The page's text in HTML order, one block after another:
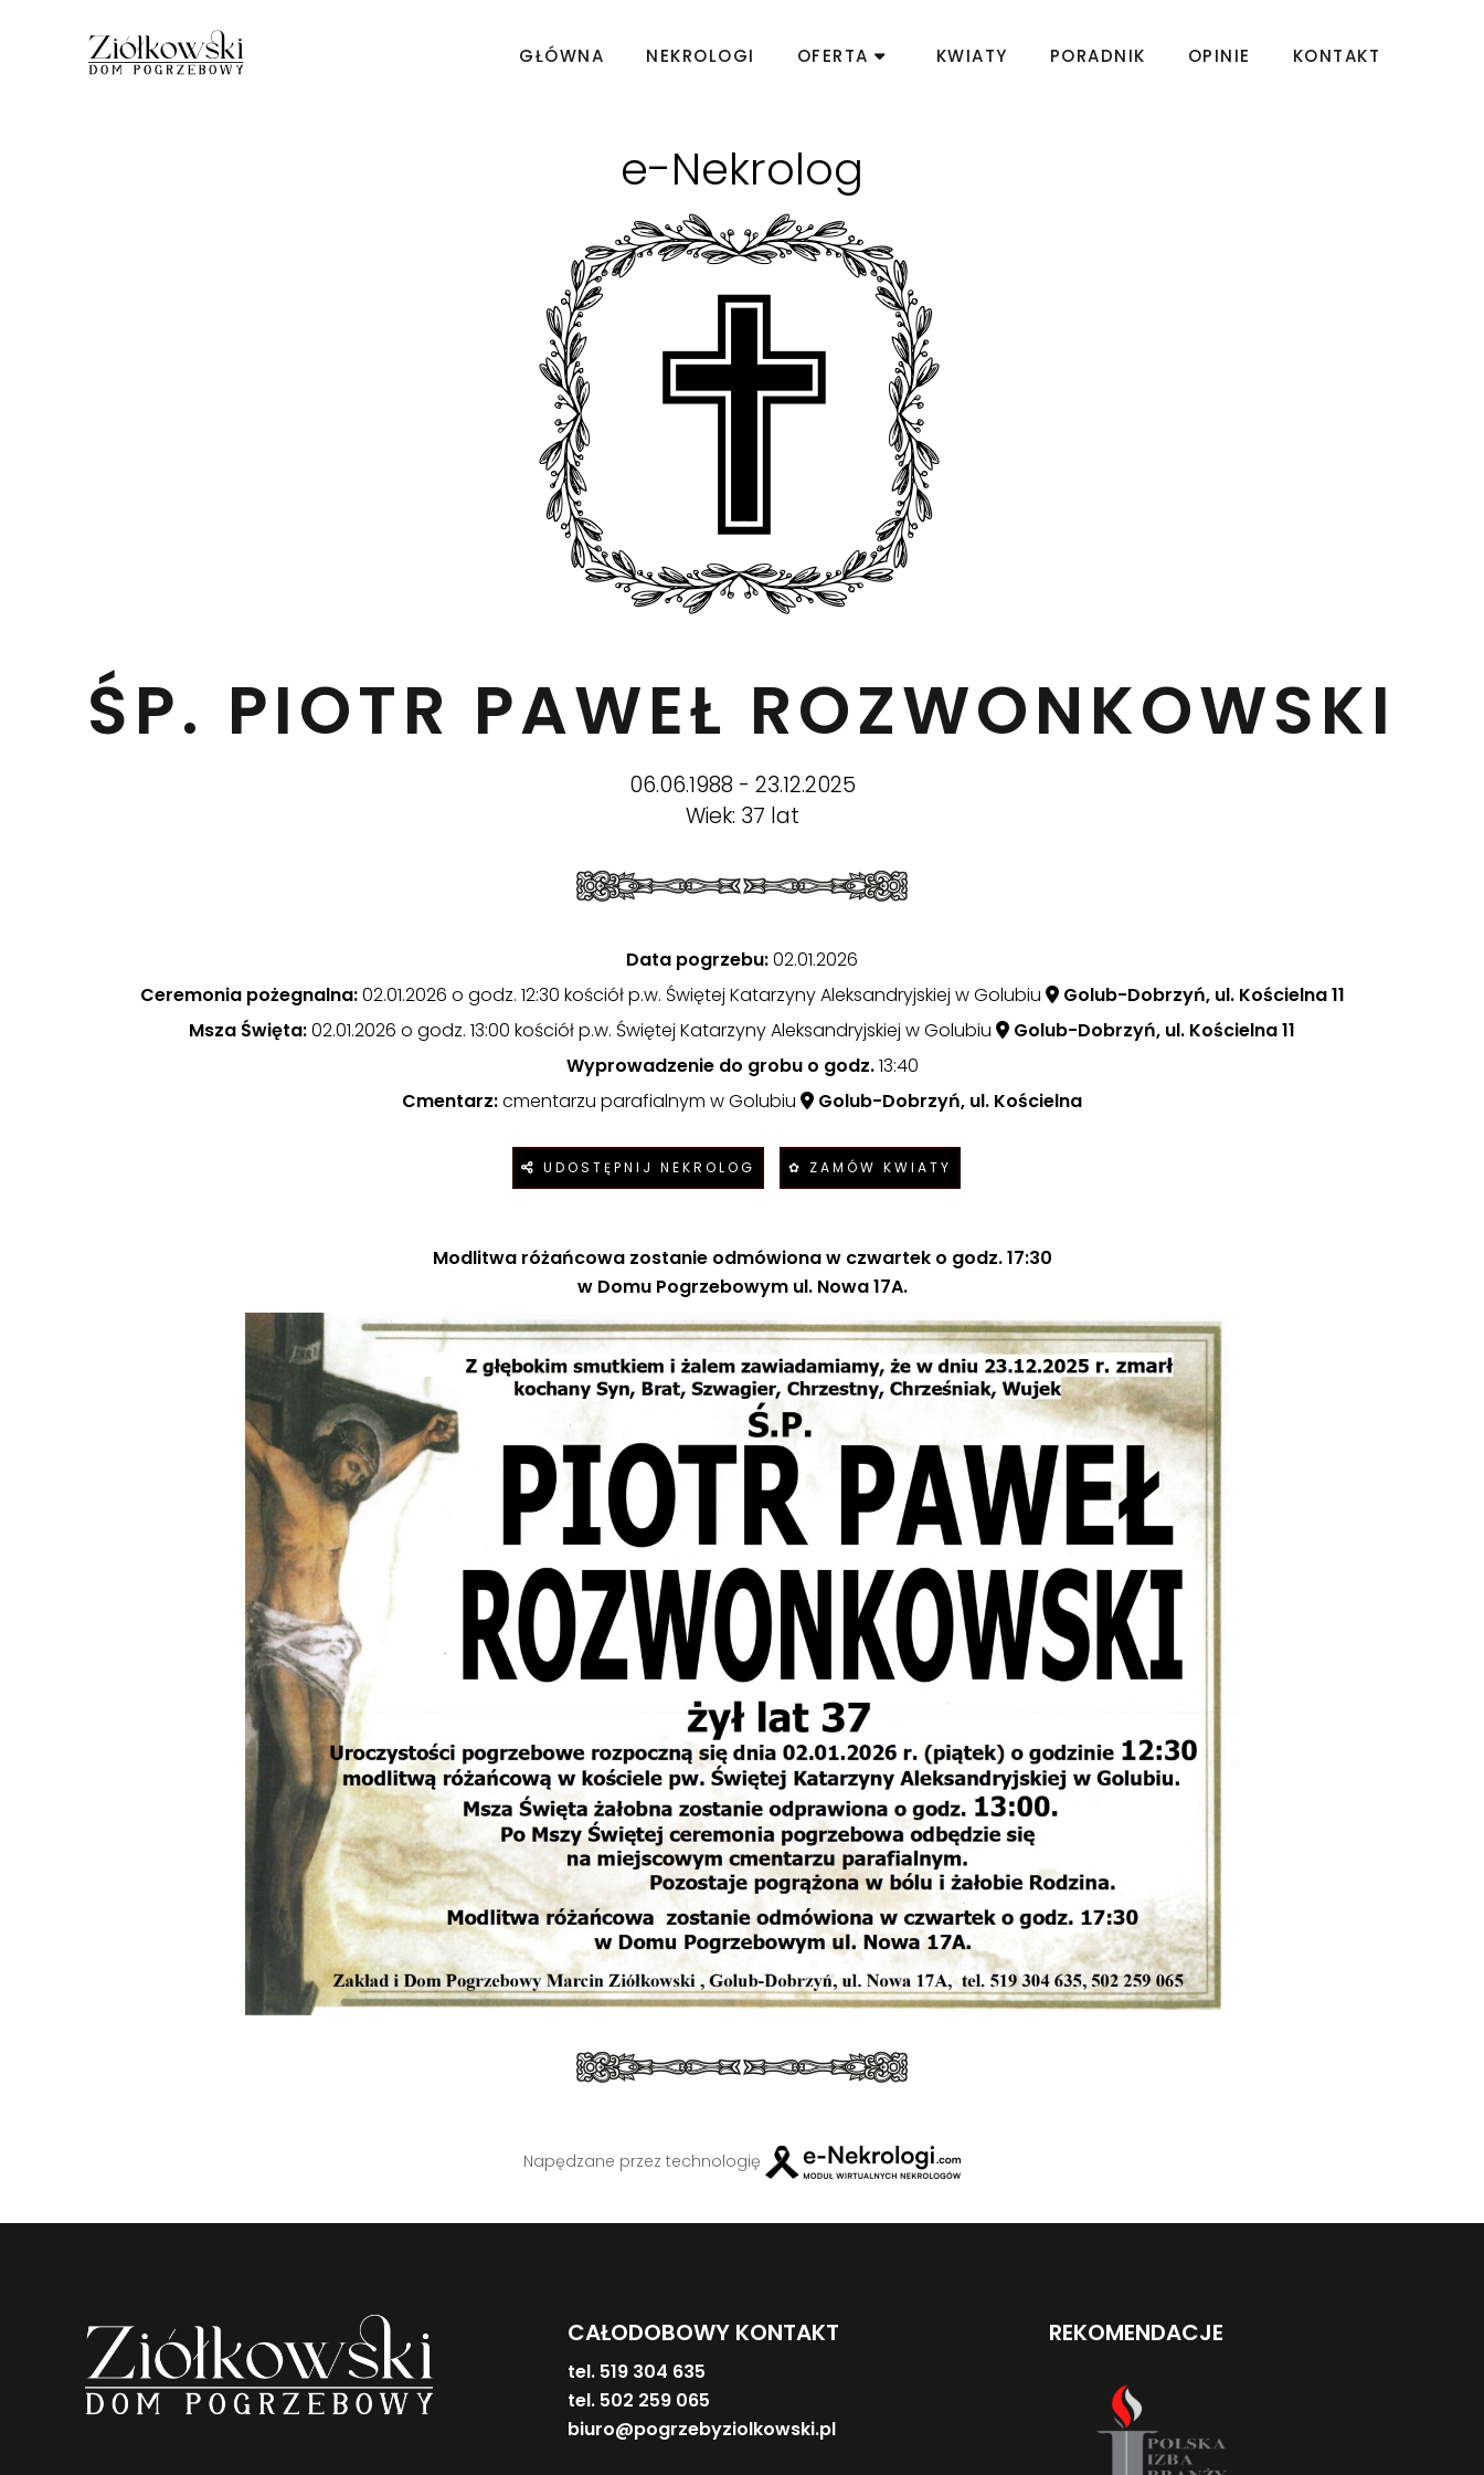
GŁÓWNA NEKROLOGI OFERTA KWIATY PORADNIK OPINIE KONTAKT
e-Nekrolog
ŚP. PIOTR PAWEŁ ROZWONKOWSKI
06.06.1988 - 23.12.2025
Wiek: 37 lat
Data pogrzebu:02.01.2026
Ceremonia pożegnalna:02.01.2026 o godz. 12:30 kościół p.w. Świętej Katarzyny Aleksandryjskiej w Golubiu
Golub-Dobrzyń, ul. Kościelna 11
Msza Święta:02.01.2026 o godz. 13:00 kościół p.w. Świętej Katarzyny Aleksandryjskiej w Golubiu
Golub-Dobrzyń, ul. Kościelna 11
Wyprowadzenie do grobu o godz.13:40
Cmentarz:cmentarzu parafialnym w Golubiu Golub-Dobrzyń, ul. Kościelna
UDOSTĘPNIJ NEKROLOG ✿ ZAMÓW KWIATY
Modlitwa różańcowa zostanie odmówiona w czwartek o godz. 17:30
w Domu Pogrzebowym ul. Nowa 17A.
Napędzane przez technologię
CAŁODOBOWY KONTAKT
tel. 519 304 635
tel. 502 259 065
biuro@pogrzebyziolkowski.pl
REKOMENDACJE